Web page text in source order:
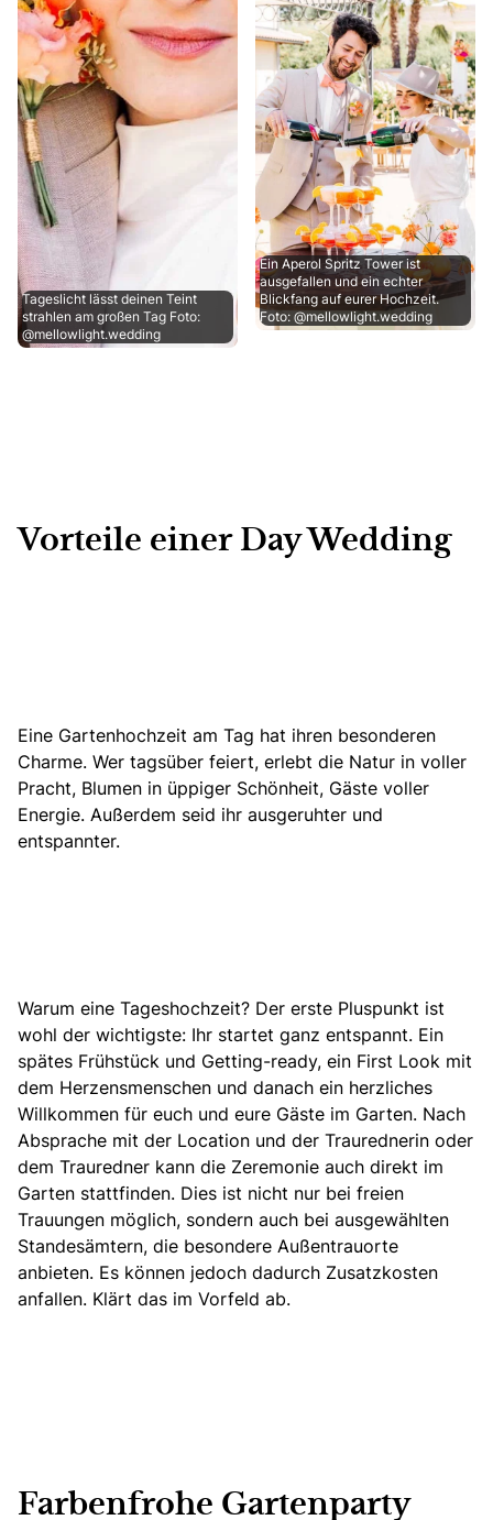
Tageslicht lässt deinen Teint
strahlen am großen Tag Foto:
@mellowlight.wedding
Ein Aperol Spritz Tower ist
ausgefallen und ein echter
Blickfang auf eurer Hochzeit.
Foto: @mellowlight.wedding
Vorteile einer Day Wedding
Eine Gartenhochzeit am Tag hat ihren besonderen
Charme. Wer tagsüber feiert, erlebt die Natur in voller
Pracht, Blumen in üppiger Schönheit, Gäste voller
Energie. Außerdem seid ihr ausgeruhter und
entspannter.
Warum eine Tageshochzeit? Der erste Pluspunkt ist
wohl der wichtigste: Ihr startet ganz entspannt. Ein
spätes Frühstück und Getting-ready, ein First Look mit
dem Herzensmenschen und danach ein herzliches
Willkommen für euch und eure Gäste im Garten. Nach
Absprache mit der Location und der Traurednerin oder
dem Trauredner kann die Zeremonie auch direkt im
Garten stattfinden. Dies ist nicht nur bei freien
Trauungen möglich, sondern auch bei ausgewählten
Standesämtern, die besondere Außentrauorte
anbieten. Es können jedoch dadurch Zusatzkosten
anfallen. Klärt das im Vorfeld ab.
Farbenfrohe Gartenparty